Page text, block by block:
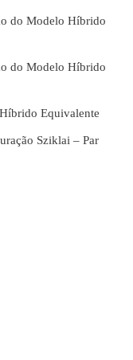
do Modelo Híbrido
do Modelo Híbrido
Equivalente
Sziklai – Par